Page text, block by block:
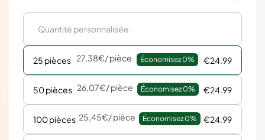
25 pièces 27,38€/ pièce Économisez 0% €24.99
50 pièces 26,07€/ pièce Économisez 0% €24.99
100 pièces 25,45€/ pièce Économisez 0% €24.99